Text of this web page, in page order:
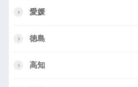
愛媛
徳島
高知